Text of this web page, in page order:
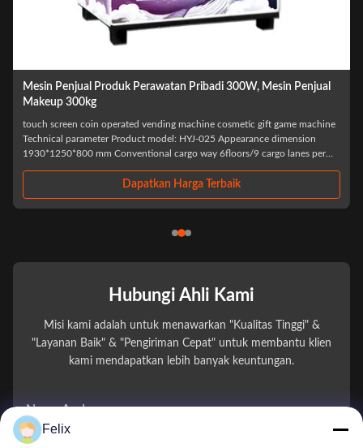
Pribadi 300W, Mesin Penjual
machine cosmetic gift game machine
HYJ-025 Appearance dimension
cargo way 6floors/9 cargo lanes per
150 Piece Mesin Penjual
Custom design Pink Lashes Hair
– A Premium Vending Machine
years experience in vending machine
"Let technology ...
Hubungi Ahli Kami
Misi kami adalah untuk menawarkan "Kualitas Tinggi" &
"Layanan Baik" & "Pengiriman Cepat" untuk membantu klien
kami mendapatkan lebih banyak keuntungan.
Nama Anda
Felix